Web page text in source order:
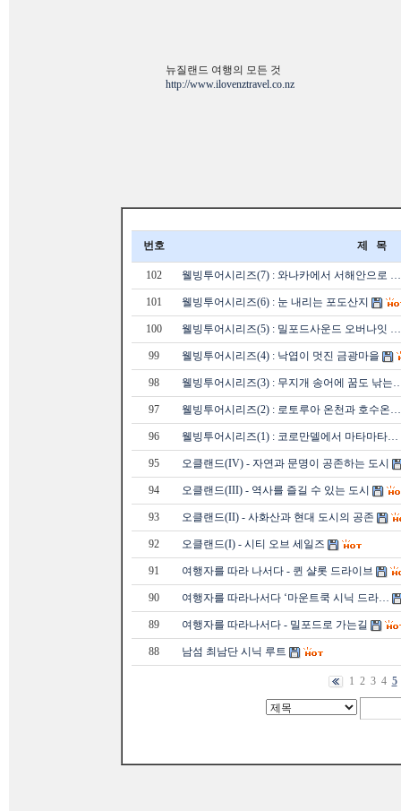
뉴질랜드 여행의 모든 것
http://www.ilovenztravel.co.nz
번호 제 목
102 웰빙투어시리즈(7) : 와나카에서 서해안으로 …
101 웰빙투어시리즈(6) : 눈 내리는 포도산지
100 웰빙투어시리즈(5) : 밀포드사운드 오버나잇 …
99 웰빙투어시리즈(4) : 낙엽이 멋진 금광마을
98 웰빙투어시리즈(3) : 무지개 송어에 꿈도 낚는
97 웰빙투어시리즈(2) : 로토루아 온천과 호수온…
96 웰빙투어시리즈(1) : 코로만델에서 마타마타…
95 오클랜드(IV) - 자연과 문명이 공존하는 도시
94 오클랜드(III) - 역사를 즐길 수 있는 도시
93 오클랜드(II) - 사화산과 현대 도시의 공존
92 오클랜드(I) - 시티 오브 세일즈
91 여행자를 따라 나서다 - 퀸 샬롯 드라이브
90 여행자를 따라나서다 ‘마운트쿡 시닉 드라…
89 여행자를 따라나서다 - 밀포드로 가는길
88 남섬 최남단 시닉 루트
1 2 3 4 5